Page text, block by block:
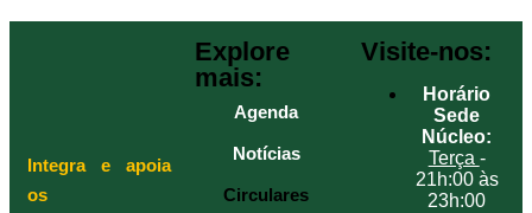
Integra e apoia
os
Explore
mais:
Agenda
Notícias
Circulares
Visite-nos:
Horário
Sede
Núcleo:
Terça -
21h:00 às
23h:00